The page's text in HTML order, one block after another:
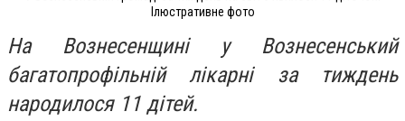
Ілюстративне фото
На Вознесенщині у Вознесенський
багатопрофільній лікарні за тиждень
народилося 11 дітей.